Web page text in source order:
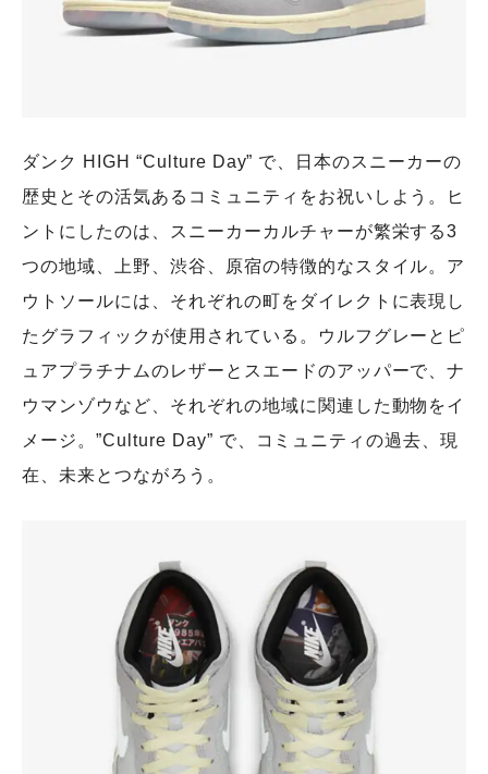
ダンク HIGH “Culture Day” で、日本のスニーカーの
歴史とその活気あるコミュニティをお祝いしよう。ヒ
ントにしたのは、スニーカーカルチャーが繁栄する3
つの地域、上野、渋谷、原宿の特徴的なスタイル。ア
ウトソールには、それぞれの町をダイレクトに表現し
たグラフィックが使用されている。ウルフグレーとピ
ュアプラチナムのレザーとスエードのアッパーで、ナ
ウマンゾウなど、それぞれの地域に関連した動物をイ
メージ。”Culture Day” で、コミュニティの過去、現
在、未来とつながろう。